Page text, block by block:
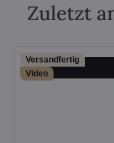
Zuletzt
Versandfertig
Video